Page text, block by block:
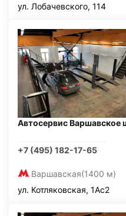
ул. Лобачевского, 114
Автосервис Варшавское
+7 (495) 182-17-65
Варшавская(1400 м)
ул. Котляковская, 1Ас2